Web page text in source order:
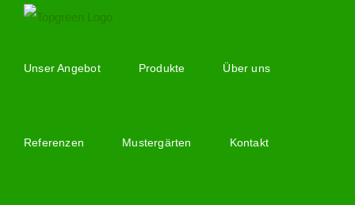
springenUnser Angebot Produkte Über uns
Referenzen Mustergärten Kontakt